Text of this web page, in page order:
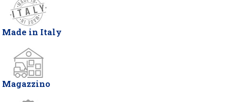
Made in Italy
Magazzino